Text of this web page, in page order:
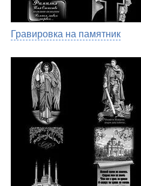
Гравировка на памятник